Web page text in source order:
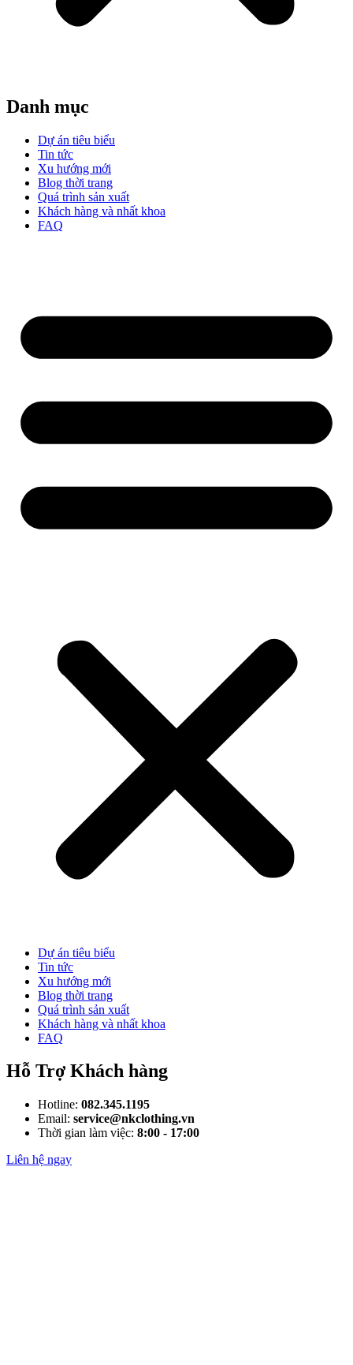
Danh mục
Dự án tiêu biểu
Tin tức
Xu hướng mới
Blog thời trang
Quá trình sản xuất
Khách hàng và nhất khoa
FAQ
Dự án tiêu biểu
Tin tức
Xu hướng mới
Blog thời trang
Quá trình sản xuất
Khách hàng và nhất khoa
FAQ
Hỗ Trợ Khách hàng
Hotline: 082.345.1195
Email: service@nkclothing.vn
Thời gian làm việc: 8:00 - 17:00
Liên hệ ngay